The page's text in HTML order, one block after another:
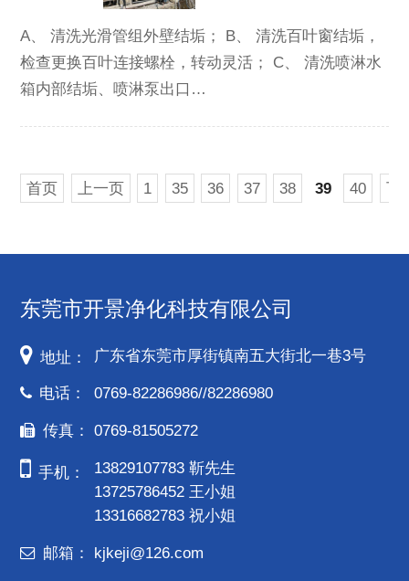
A、 清洗光滑管组外壁结垢； B、 清洗百叶窗结垢，
检查更换百叶连接螺栓，转动灵活； C、 清洗喷淋水
箱内部结垢、喷淋泵出口…
首页 上一页 1 35 36 37 38 39 40 下
东莞市开景净化科技有限公司
地址： 广东省东莞市厚街镇南五大街北一巷3号
电话： 0769-82286986//82286980
传真： 0769-81505272
手机：
13829107783 靳先生
13725786452 王小姐
13316682783 祝小姐
邮箱： kjkeji@126.com